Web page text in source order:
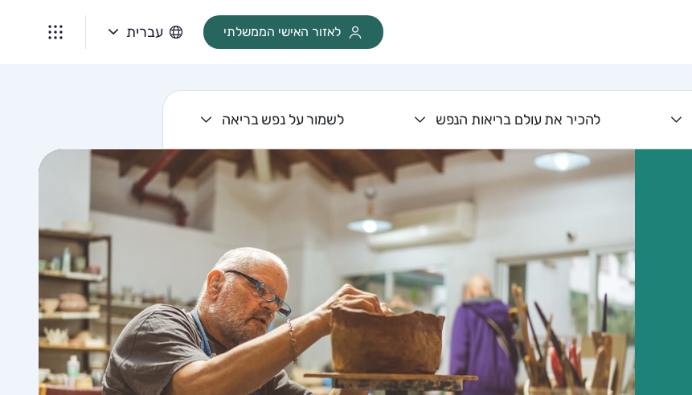
לאזור האישי הממשלתי עברית
להכיר את עולם בריאות הנפש לשמור על נפש בריאה